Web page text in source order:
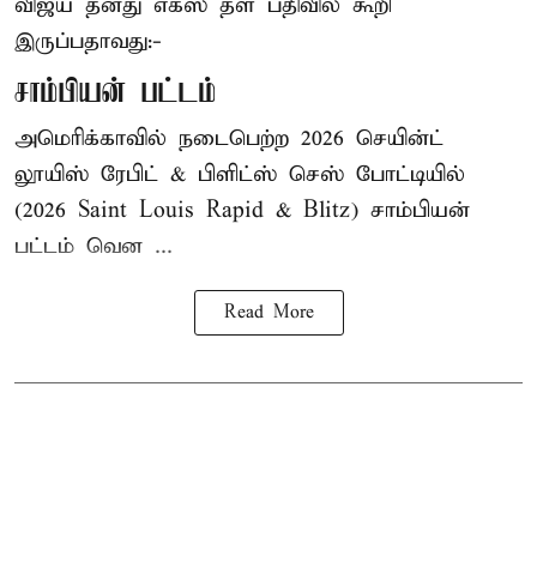
இருப்பதாவது:-
சாம்பியன் பட்டம்
அமெரிக்காவில் நடைபெற்ற 2026 செயின்ட்
லூயிஸ் ரேபிட் & பிளிட்ஸ் செஸ் போட்டியில்
(2026 Saint Louis Rapid & Blitz) சாம்பியன்
பட்டம் வென ...
Read More